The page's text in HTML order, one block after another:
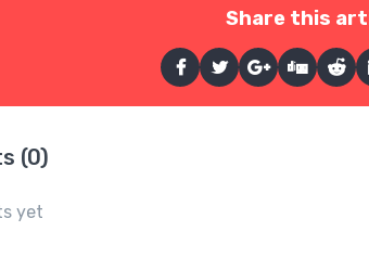
Share this
(0)
yet